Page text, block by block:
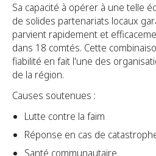
Sa capacité à opérer à une telle
de solides partenariats locaux
parvient rapidement et
dans 18 comtés. Cette
fiabilité en fait l'une des
de la région.
Causes soutenues :
Lutte contre la faim
Réponse en cas de
Santé communautaire